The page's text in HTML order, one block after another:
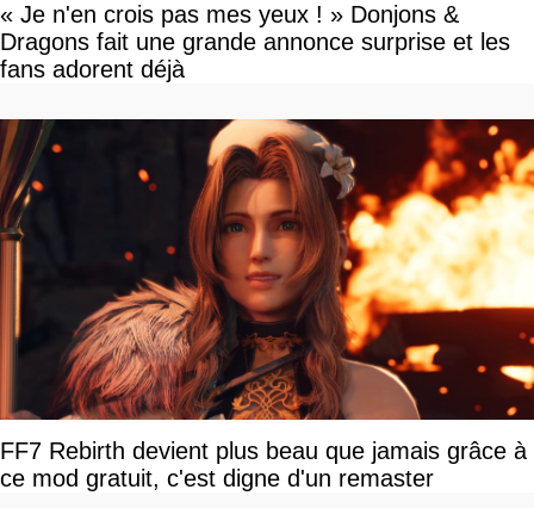
« Je n'en crois pas mes yeux ! » Donjons &
Dragons fait une grande annonce surprise et les
fans adorent déjà
FF7 Rebirth devient plus beau que jamais grâce à
ce mod gratuit, c'est digne d'un remaster